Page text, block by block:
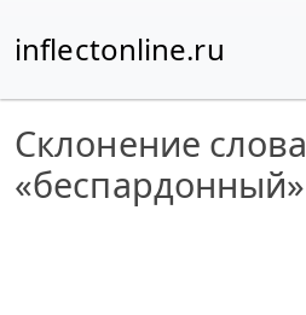
inflectonline.ru
Склонение слова
«беспардонный»